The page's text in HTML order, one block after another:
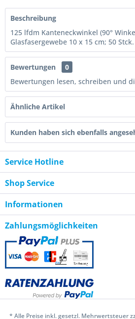
Beschreibung
125 lfdm Kanteneckwinkel (90°
Glasfasergewebe 10 x 15 cm; 50
Bewertungen
0
Bewertungen lesen, schreiben und
Ähnliche Artikel
Kunden haben sich ebenfalls
Service Hotline
Shop Service
Informationen
Zahlungsmöglichkeiten
* Alle Preise inkl. gesetzl. Mehrwertsteuer